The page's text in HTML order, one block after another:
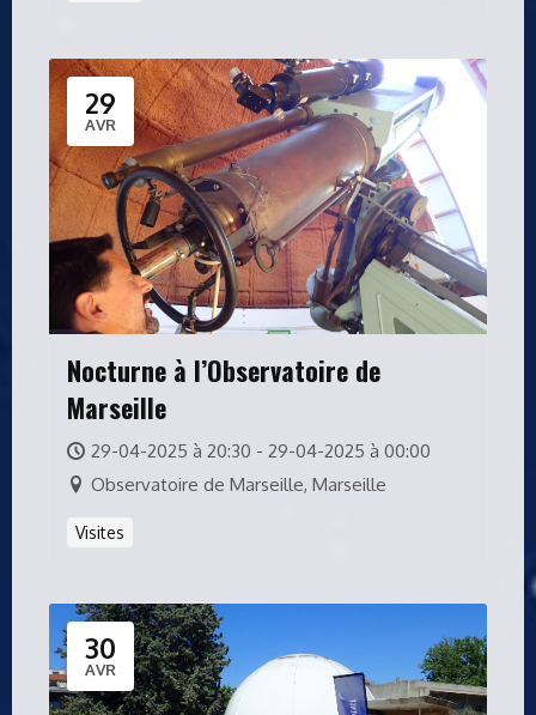
29
AVR
Nocturne à l’Observatoire de
Marseille
29-04-2025 à 20:30 - 29-04-2025 à 00:00
Observatoire de Marseille, Marseille
Visites
30
AVR